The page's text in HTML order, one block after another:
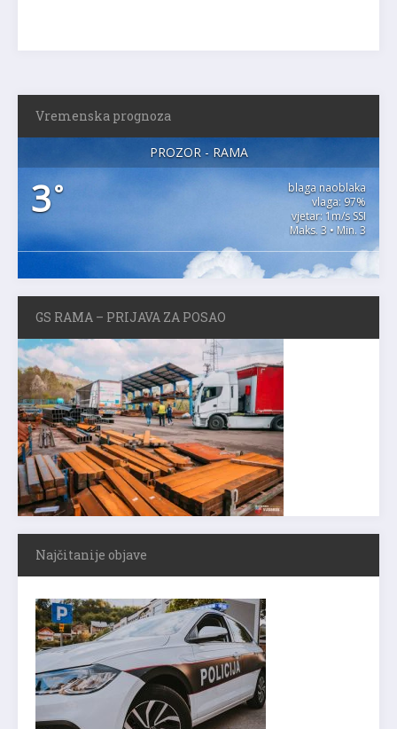
Vremenska prognoza
PROZOR - RAMA
3°
blaga naoblaka
vlaga: 97%
vjetar: 1m/s SSI
Maks. 3 • Min. 3
GS RAMA – PRIJAVA ZA POSAO
Najčitanije objave